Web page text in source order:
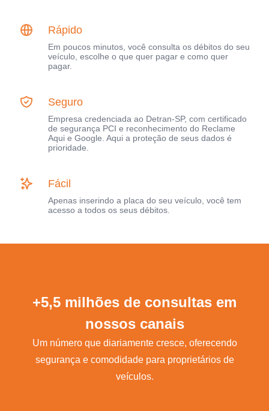
Rápido
Em poucos minutos, você consulta os débitos do seu
veículo, escolhe o que quer pagar e como quer
pagar.
Seguro
Empresa credenciada ao Detran-SP, com certificado
de segurança PCI e reconhecimento do Reclame
Aqui e Google. Aqui a proteção de seus dados é
prioridade.
Fácil
Apenas inserindo a placa do seu veículo, você tem
acesso a todos os seus débitos.
+5,5 milhões de consultas em
nossos canais
Um número que diariamente cresce, oferecendo
segurança e comodidade para proprietários de
veículos.